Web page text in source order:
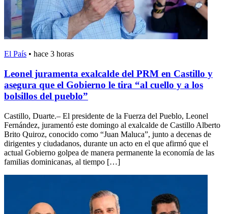
El País • hace 3 horas
Leonel juramenta exalcalde del PRM en Castillo y
asegura que el Gobierno le tira “al cuello y a los
bolsillos del pueblo”
Castillo, Duarte.– El presidente de la Fuerza del Pueblo, Leonel
Fernández, juramentó este domingo al exalcalde de Castillo Alberto
Brito Quiroz, conocido como “Juan Maluca”, junto a decenas de
dirigentes y ciudadanos, durante un acto en el que afirmó que el
actual Gobierno golpea de manera permanente la economía de las
familias dominicanas, al tiempo […]